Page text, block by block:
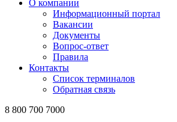
О компании
Информационный портал
Вакансии
Документы
Вопрос-ответ
Правила
Контакты
Список терминалов
Обратная связь
8 800 700 7000